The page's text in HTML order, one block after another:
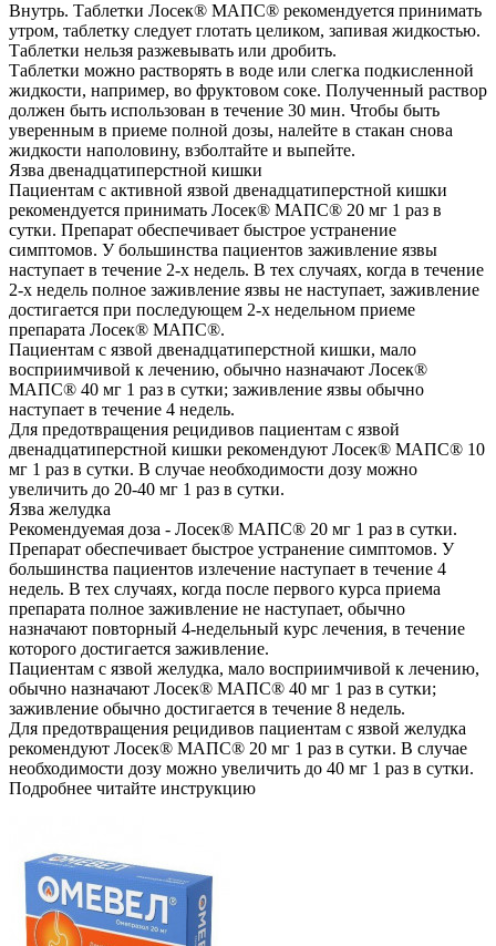
Внутрь. Таблетки Лосек® МАПС® рекомендуется принимать
утром, таблетку следует глотать целиком, запивая жидкостью.
Таблетки нельзя разжевывать или дробить.
Таблетки можно растворять в воде или слегка подкисленной
жидкости, например, во фруктовом соке. Полученный раствор
должен быть использован в течение 30 мин. Чтобы быть
уверенным в приеме полной дозы, налейте в стакан снова
жидкости наполовину, взболтайте и выпейте.
Язва двенадцатиперстной кишки
Пациентам с активной язвой двенадцатиперстной кишки
рекомендуется принимать Лосек® МАПС® 20 мг 1 раз в
сутки. Препарат обеспечивает быстрое устранение
симптомов. У большинства пациентов заживление язвы
наступает в течение 2-х недель. В тех случаях, когда в течение
2-х недель полное заживление язвы не наступает, заживление
достигается при последующем 2-х недельном приеме
препарата Лосек® МАПС®.
Пациентам с язвой двенадцатиперстной кишки, мало
восприимчивой к лечению, обычно назначают Лосек®
МАПС® 40 мг 1 раз в сутки; заживление язвы обычно
наступает в течение 4 недель.
Для предотвращения рецидивов пациентам с язвой
двенадцатиперстной кишки рекомендуют Лосек® МАПС® 10
мг 1 раз в сутки. В случае необходимости дозу можно
увеличить до 20-40 мг 1 раз в сутки.
Язва желудка
Рекомендуемая доза - Лосек® МАПС® 20 мг 1 раз в сутки.
Препарат обеспечивает быстрое устранение симптомов. У
большинства пациентов излечение наступает в течение 4
недель. В тех случаях, когда после первого курса приема
препарата полное заживление не наступает, обычно
назначают повторный 4-недельный курс лечения, в течение
которого достигается заживление.
Пациентам с язвой желудка, мало восприимчивой к лечению,
обычно назначают Лосек® МАПС® 40 мг 1 раз в сутки;
заживление обычно достигается в течение 8 недель.
Для предотвращения рецидивов пациентам с язвой желудка
рекомендуют Лосек® МАПС® 20 мг 1 раз в сутки. В случае
необходимости дозу можно увеличить до 40 мг 1 раз в сутки.
Подробнее читайте инструкцию